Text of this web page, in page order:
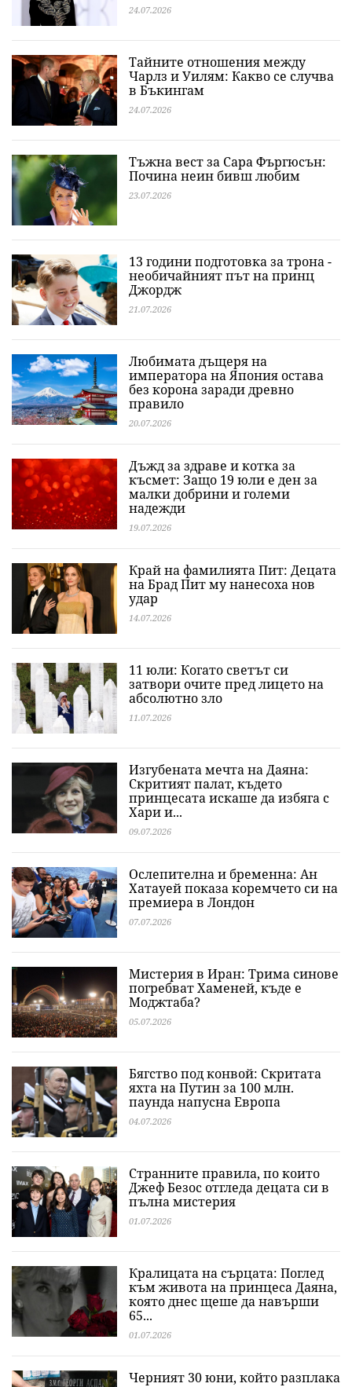
24.07.2026
Тайните отношения между
Чарлз и Уилям: Какво се случва
в Бъкингам
24.07.2026
Тъжна вест за Сара Фъргюсън:
Почина неин бивш любим
23.07.2026
13 години подготовка за трона -
необичайният път на принц
Джордж
21.07.2026
Любимата дъщеря на
императора на Япония остава
без корона заради древно
правило
20.07.2026
Дъжд за здраве и котка за
късмет: Защо 19 юли е ден за
малки добрини и големи
надежди
19.07.2026
Край на фамилията Пит: Децата
на Брад Пит му нанесоха нов
удар
14.07.2026
11 юли: Когато светът си
затвори очите пред лицето на
абсолютно зло
11.07.2026
Изгубената мечта на Даяна:
Скритият палат, където
принцесата искаше да избяга с
Хари и...
09.07.2026
Ослепителна и бременна: Ан
Хатауей показа коремчето си на
премиера в Лондон
07.07.2026
Мистерия в Иран: Трима синове
погребват Хаменей, къде е
Моджтаба?
05.07.2026
Бягство под конвой: Скритата
яхта на Путин за 100 млн.
паунда напусна Европа
04.07.2026
Странните правила, по които
Джеф Безос отгледа децата си в
пълна мистерия
01.07.2026
Кралицата на сърцата: Поглед
към живота на принцеса Даяна,
която днес щеше да навърши
65...
01.07.2026
Черният 30 юни, който разплака